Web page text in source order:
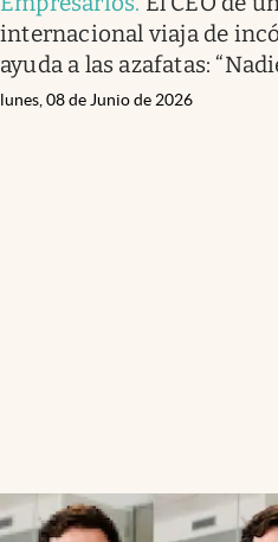
internacional viaja de
ayuda a las azafatas:
lunes, 08 de Junio de 2026